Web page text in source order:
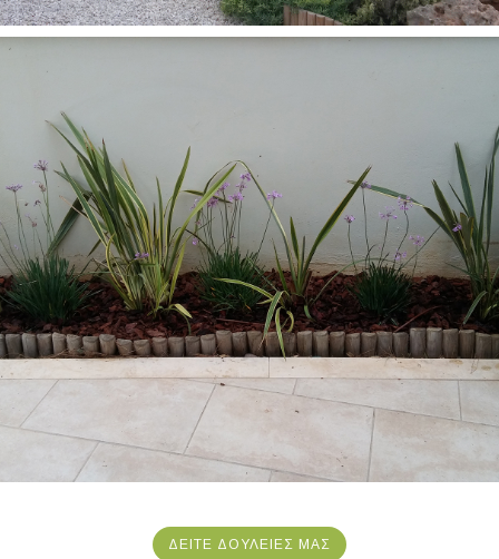
ΔΕΙΤΕ ΔΟΥΛΕΙΕΣ ΜΑΣ